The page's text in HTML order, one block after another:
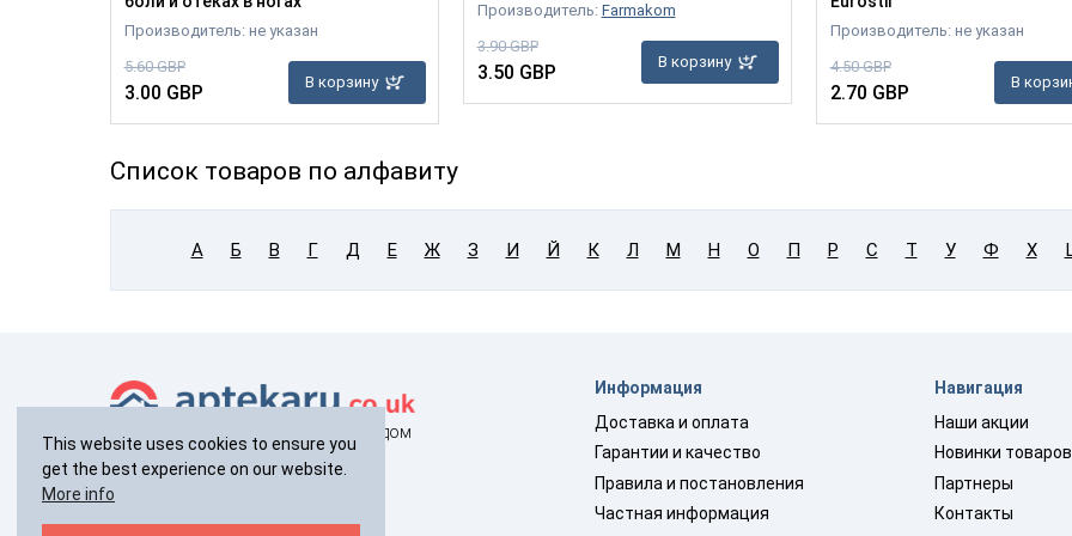
This website uses cookies to ensure you
get the best experience on our website.
More info
Производитель: не указан
5.60 GBP
3.00 GBP В корзину
Производитель: Farmakom
3.90 GBP
3.50 GBP В корзину
Производитель: не указан
4.50 GBP
2.70 GBP В
Список товаров по алфавиту
А Б В Г Д Е Ж З И Й К Л М Н О П Р С Т У Ф Х
здоровье с доставкой на дом
+44(0)238 040 7287
с 9:00 до 19:00 без выходных
Информация
Доставка и оплата
Гарантии и качество
Правила и постановления
Частная информация
Навигация
Наши акции
Новинки товаров
Партнеры
Контакты